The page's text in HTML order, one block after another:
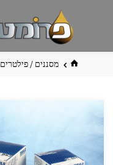
בית מסננים / פילטרים